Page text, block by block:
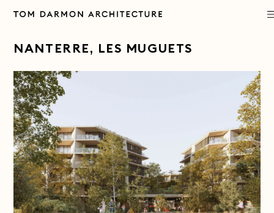
PROJECTS
PUBLICATIONS
CONTACT
NANTERRE, LES MUGUETS